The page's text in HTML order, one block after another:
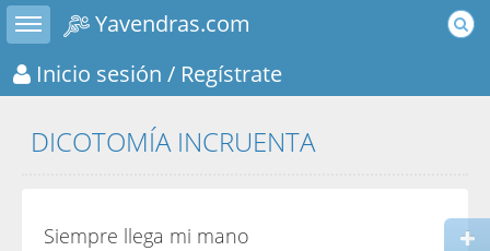
Toggle sidebar
Yavendras.com
Inicio sesión / Regístrate
DICOTOMÍA INCRUENTA
Siempre llega mi mano